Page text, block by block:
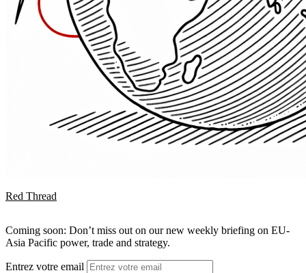
Red Thread
Coming soon: Don’t miss out on our new weekly briefing on EU-
Asia Pacific power, trade and strategy.
Entrez votre email